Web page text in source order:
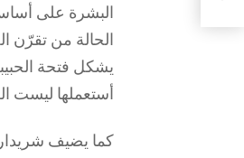
البشرة على
الحالة من تقرّن
يشكل فتحة
أستعملها ليست